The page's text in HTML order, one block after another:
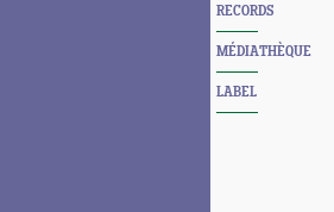
RECORDS
MÉDIATHÈQUE
LABEL